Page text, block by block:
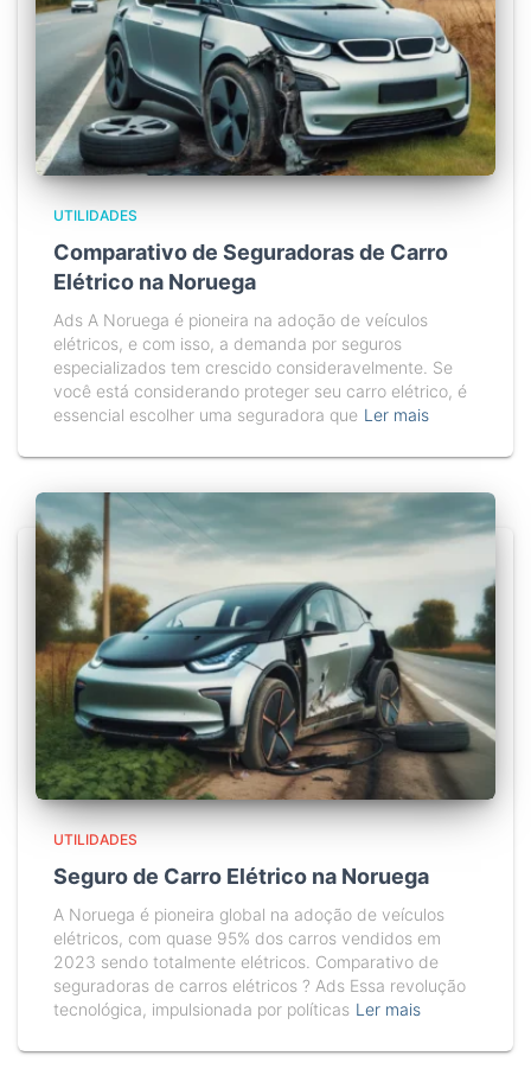
UTILIDADES
Comparativo de Seguradoras de Carro
Elétrico na Noruega
Ads A Noruega é pioneira na adoção de veículos
elétricos, e com isso, a demanda por seguros
especializados tem crescido consideravelmente. Se
você está considerando proteger seu carro elétrico, é
essencial escolher uma seguradora que Ler mais
UTILIDADES
Seguro de Carro Elétrico na Noruega
A Noruega é pioneira global na adoção de veículos
elétricos, com quase 95% dos carros vendidos em
2023 sendo totalmente elétricos. Comparativo de
seguradoras de carros elétricos ? Ads Essa revolução
tecnológica, impulsionada por políticas Ler mais